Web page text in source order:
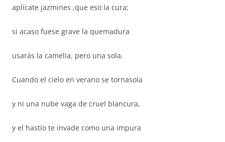
aplícate jazmines ,que eso la cura;
si acaso fuese grave la quemadura
usarás la camelia, pero una sola.
Cuando el cielo en verano se tornasola
y ni una nube vaga de cruel blancura,
y el hastío te invade como una impura